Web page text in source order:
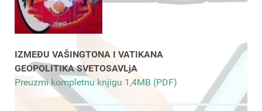
IZMEĐU VAŠINGTONA I VATIKANA
GEOPOLITIKA SVETOSAVLjA
Preuzmi kompletnu knjigu 1,4MB (PDF)